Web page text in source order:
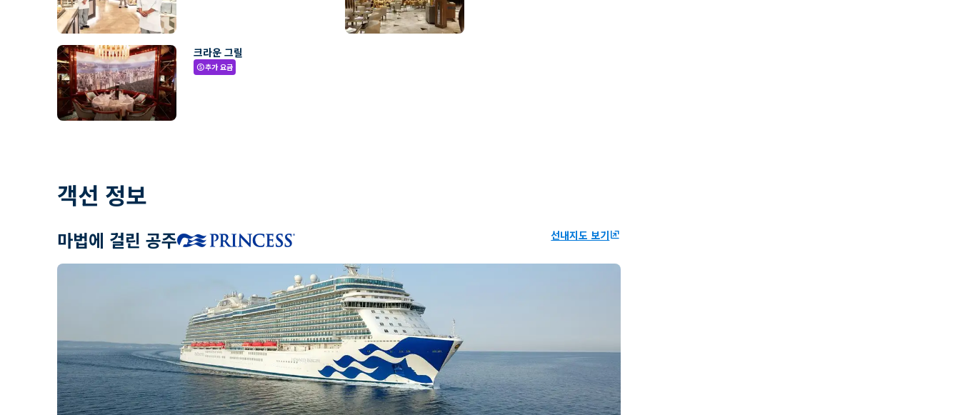
크라운 그릴
paid추가 요금
객선 정보
마법에 걸린 공주 선내지도 보기ungroup